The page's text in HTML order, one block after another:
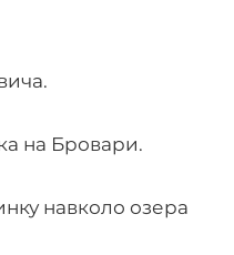
на Бровари.
навколо озера